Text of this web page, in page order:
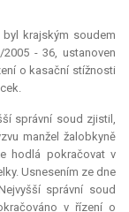
krajským soudem
- 36, ustanoven
o kasační stížnosti
správní soud zjistil,
manžel žalobkyně
hodlá pokračovat v
Usnesením ze dne
správní soud
v řízení o